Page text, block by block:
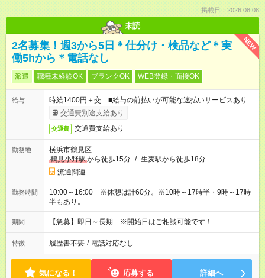
掲載日：2026.08.08
未読
NEW
2名募集！週3から5日＊仕分け・検品など＊実
働5hから＊電話なし
派遣 職種未経験OK ブランクOK WEB登録・面接OK
給与
時給1400円＋交 ■給与の前払いが可能な速払いサービスあり
交通費別途支給あり
交通費 交通費支給あり
勤務地
横浜市鶴見区
鶴見小野駅から徒歩15分 / 生麦駅から徒歩18分
流通関連
勤務時間
10:00～16:00 ※休憩は計60分。※10時～17時半・9時～17時
半もあり。
期間 【急募】即日～長期 ※開始日はご相談可能です！
特徴 履歴書不要 / 電話対応なし
気になる！ 応募する 詳細へ